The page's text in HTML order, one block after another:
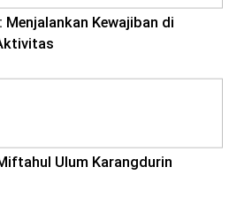
Kewajiban di
Ulum Karangdurin